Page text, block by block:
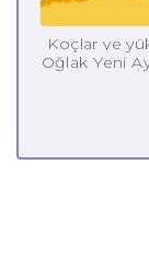
Koçlar ve
Oğlak Yeni